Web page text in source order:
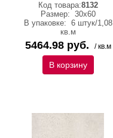
Код товара:8132
Размер: 30х60
В упаковке: 6 штук/1,08
кв.м
5464.98 руб. / кв.м
В корзину